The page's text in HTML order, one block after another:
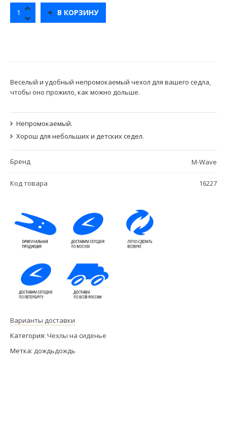
В КОРЗИНУ
Веселый и удобный непромокаемый чехол для вашего седла,
чтобы оно прожило, как можно дольше.
Непромокаемый.
Хорош для небольших и детских седел.
Бренд M-Wave
Код товара 16227
Варианты доставки
Категория: Чехлы на сиденье
Метка: дождьдождь